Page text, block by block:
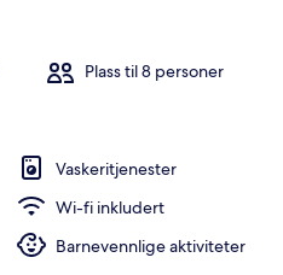
Plass til 8 personer
Vaskeritjenester
Wi-fi inkludert
Barnevennlige aktiviteter